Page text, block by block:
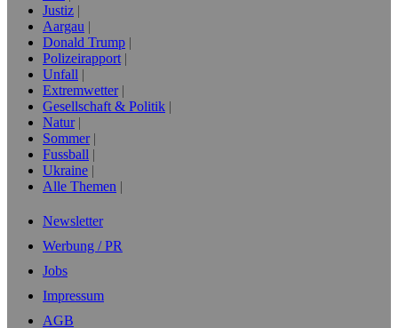
Justiz
Aargau
Donald Trump
Polizeirapport
Unfall
Extremwetter
Gesellschaft & Politik
Natur
Sommer
Fussball
Ukraine
Alle Themen
Newsletter
Werbung / PR
Jobs
Impressum
AGB